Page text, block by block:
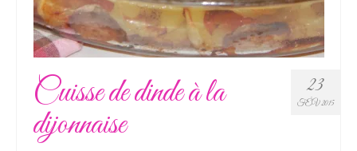
23
FÉV 2015
Cuisse de dinde à la
dijonnaise